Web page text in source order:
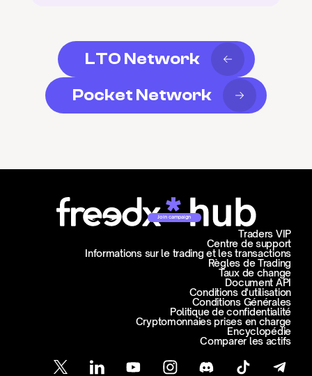
LTO Network
Pocket Network
Join campaign
Centre de support
Informations sur le trading et les transactions
Traders VIP
Règles de Trading
Taux de change
Document API
Conditions d'utilisation
Conditions Générales
Politique de confidentialité
Cryptomonnaies prises en charge
Encyclopédie
Comparer les actifs